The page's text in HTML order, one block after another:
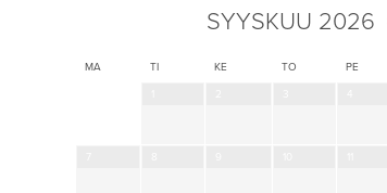
SYYSKUU 2026
MA TI KE TO PE